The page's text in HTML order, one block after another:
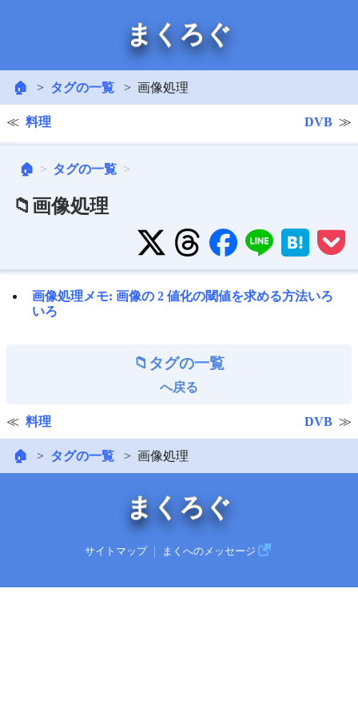
まくろぐ
🏠 タグの一覧 画像処理
料理 DVB
🏠 タグの一覧
📁画像処理
画像処理メモ: 画像の 2 値化の閾値を求める方法いろ
いろ
タグの一覧
へ戻る
料理 DVB
🏠 タグの一覧 画像処理
まくろぐ
サイトマップ まくへのメッセージ